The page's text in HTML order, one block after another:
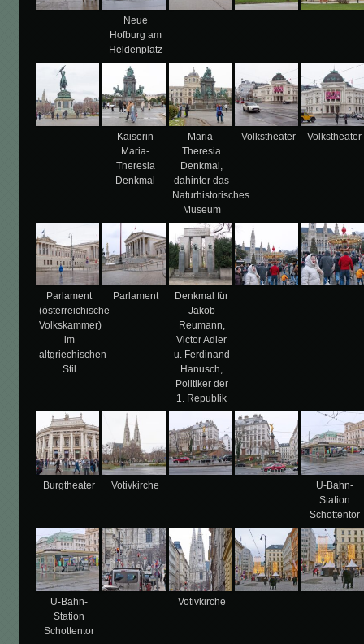
Neue
Hofburg am
Heldenplatz
Kaiserin
Maria-
Theresia
Denkmal
Maria-
Theresia
Denkmal,
dahinter das
Naturhistorisches
Museum
Volkstheater Volkstheater
Parlament
(österreichische
Volkskammer)
im
altgriechischen
Stil
Parlament
Denkmal für
Jakob
Reumann,
Victor Adler
u. Ferdinand
Hanusch,
Politiker der
1. Republik
Burgtheater Votivkirche
U-Bahn-
Station
Schottentor
U-Bahn-
Station
Schottentor
Votivkirche